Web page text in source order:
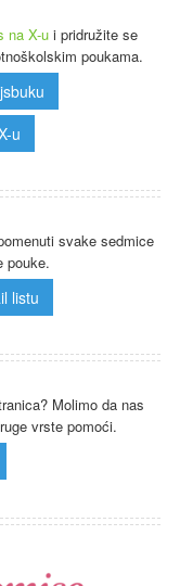
na X-u i pridružite se
poukama.
u
svake sedmice
pouke.
listu
Molimo da nas
vrste pomoći.